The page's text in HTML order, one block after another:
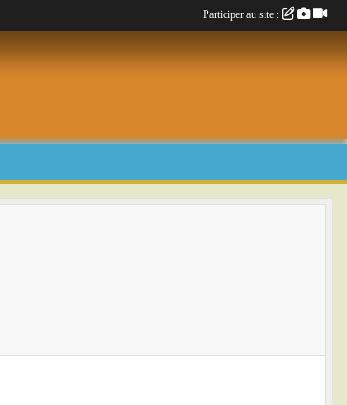
Participer au site :